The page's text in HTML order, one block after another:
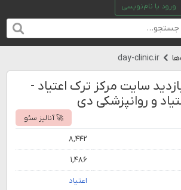
ورود یا نام‌نویسی
day-clinic.ir
سایت مرکز ترک اعتیاد -
و روانپزشکی دی
🚀 آنالیز سئو
۸,۴۴۲
۱,۴۸۶
اعتیاد